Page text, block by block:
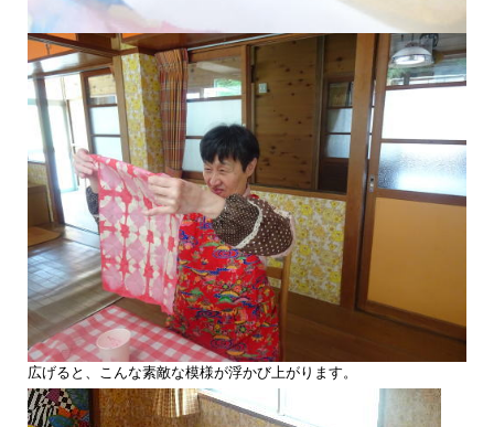
広げると、こんな素敵な模様が浮かび上がります。